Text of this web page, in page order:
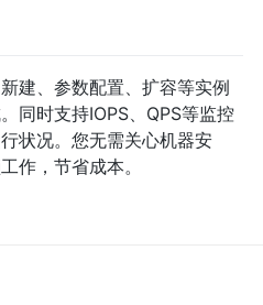
建、参数配置、扩容等实例
同时支持IOPS、QPS等监控
状况。您无需关心机器安
作，节省成本。